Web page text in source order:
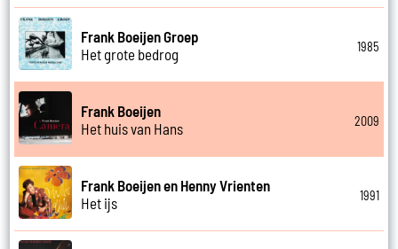
Frank Boeijen Groep
Het grote bedrog
1985
Frank Boeijen
Het huis van Hans
2009
Frank Boeijen en Henny Vrienten
Het ijs
1991